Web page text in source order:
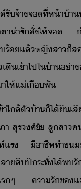
์​รัจ้า​จ​ที่​ห้า้
ตา​่ารั​สั่​ให้​จ​ ​่
​แล้​หญิสา​็​ส
ิ​เข้าไป​ใ​้า​่า
ให้​แ่​เื​พั​
ใล้​ตั​้า​็ไ้​ิ​เสี
สุรศ์​ชั​ ​ลูสา​ค
แร​ ​ี​าชีพ​ทำ​ข​
า​สิ​ปี​ระ​ทั่​ไ้​พ​รั
ๆ​ ​คารั​ข​แ